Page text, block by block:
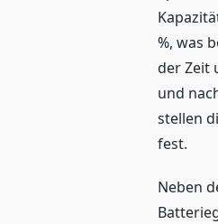
%, was
der Zeit
und
stellen
fest.
Neben